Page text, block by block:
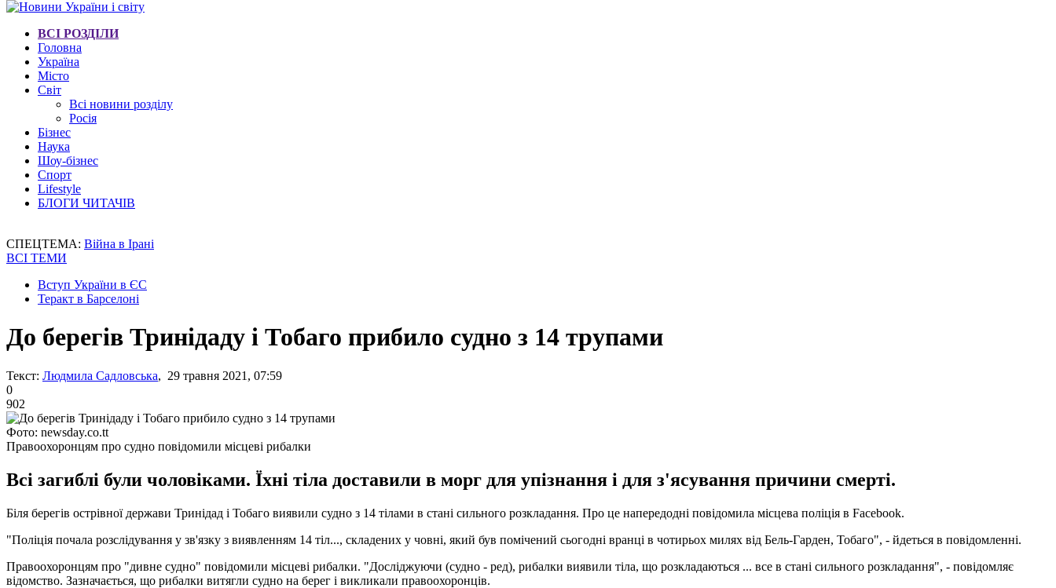
ВСІ РОЗДІЛИ
Головна
Україна
Місто
Світ
Всі новини розділу
Росія
Бізнес
Наука
Шоу-бізнес
Спорт
Lifestyle
БЛОГИ ЧИТАЧІВ
СПЕЦТЕМА: Війна в Ірані
ВСІ ТЕМИ
Вступ України в ЄС
Теракт в Барселоні
До берегів Тринідаду і Тобаго прибило судно з 14 трупами
Текст: Людмила Садловська, 29 травня 2021, 07:59
0
902
Фото: newsday.co.tt
Правоохоронцям про судно повідомили місцеві рибалки
Всі загиблі були чоловіками. Їхні тіла доставили в морг для упізнання і для з'ясування причини смерті.
Біля берегів острівної держави Тринідад і Тобаго виявили судно з 14 тілами в стані сильного розкладання. Про це напередодні повідомила місцева поліція в Facebook.
"Поліція почала розслідування у зв'язку з виявленням 14 тіл..., складених у човні, який був помічений сьогодні вранці в чотирьох милях від Бель-Гарден, Тобаго", - йдеться в повідомленні.
Правоохоронцям про "дивне судно" повідомили місцеві рибалки. "Досліджуючи (судно - ред), рибалки виявили тіла, що розкладаються ... все в стані сильного розкладання", - повідомляє
відомство. Зазначається, що рибалки витягли судно на берег і викликали правоохоронців.